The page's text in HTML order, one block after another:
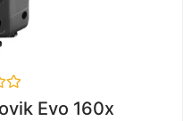
Evo 160x